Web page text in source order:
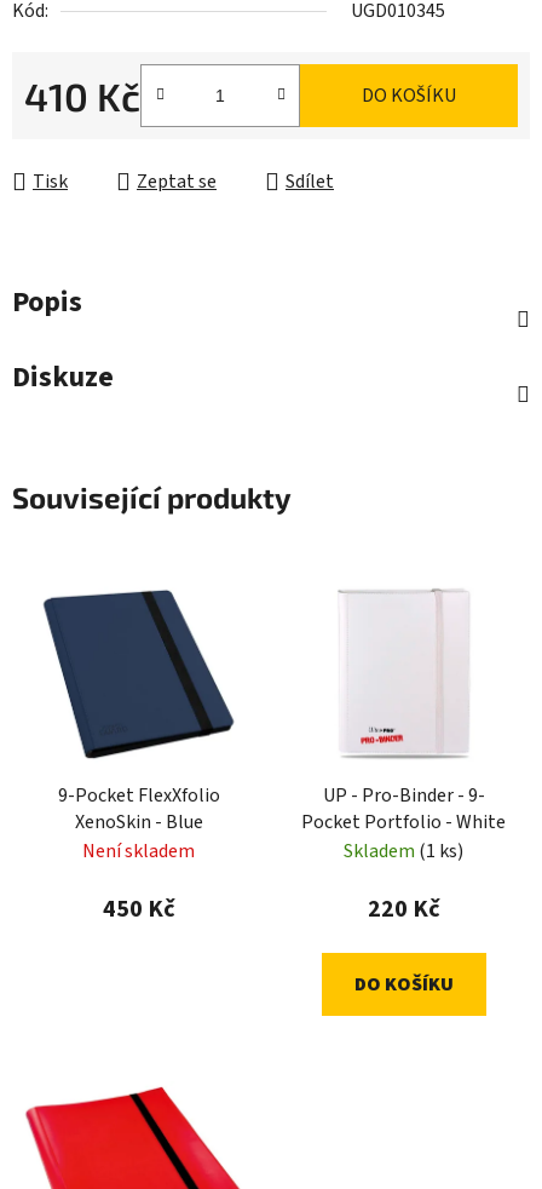
Kód:
UGD010345
410 Kč DO KOŠÍKU
Tisk Zeptat se Sdílet
Popis
Diskuze
Související produkty
9-Pocket FlexXfolio
XenoSkin - Blue
Není skladem
450 Kč
UP - Pro-Binder - 9-
Pocket Portfolio - White
Skladem (1 ks)
220 Kč
DO KOŠÍKU